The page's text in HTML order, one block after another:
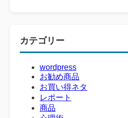
カテゴリー
wordpress
お勧め商品
お買い得ネタ
レポート
商品